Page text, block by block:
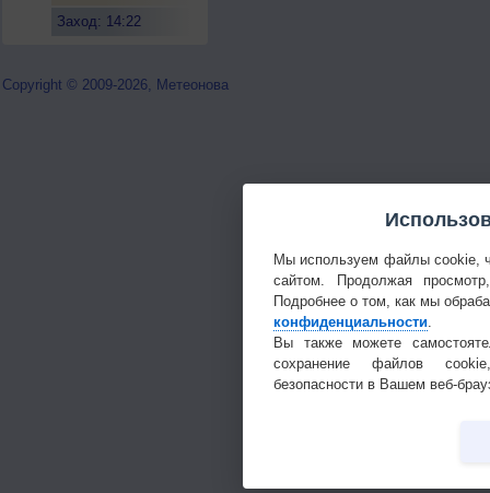
Заход: 14:22
Copyright © 2009-2026, Метеонова
Мы используем файлы cookie,
сайтом. Продолжая
Подробнее о том, как мы
конфиденциальности.
Вы также можете
сохранение файлов
безопасности в Вашем веб-